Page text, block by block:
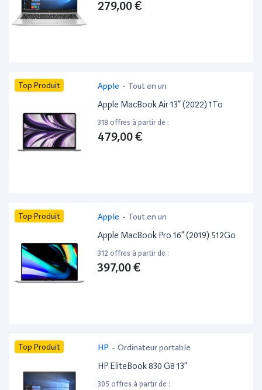
279,00 €
Top Produit Apple - Tout en un
Apple MacBook Air 13” (2022) 1To
318 offres à partir de :
479,00 €
Top Produit Apple - Tout en un
Apple MacBook Pro 16” (2019) 512Go
312 offres à partir de :
397,00 €
Top Produit HP - Ordinateur portable
HP EliteBook 830 G8 13”
305 offres à partir de :